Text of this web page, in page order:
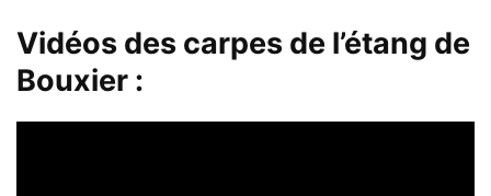
Vidéos des carpes de l’étang de
Bouxier :